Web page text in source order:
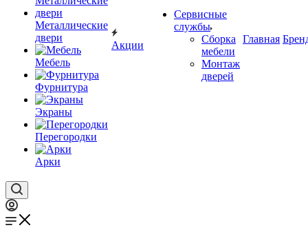
Металлические
двери
Мебель
Фурнитура
Экраны
Перегородки
Арки
Акции
Сервисные
службы
Сборка
мебели
Монтаж
дверей
Главная